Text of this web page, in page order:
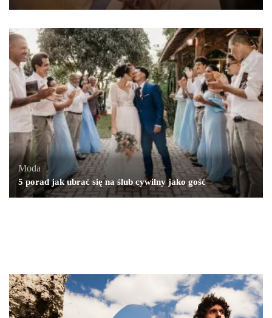
Moda
5 porad jak ubrać się na ślub cywilny jako gość